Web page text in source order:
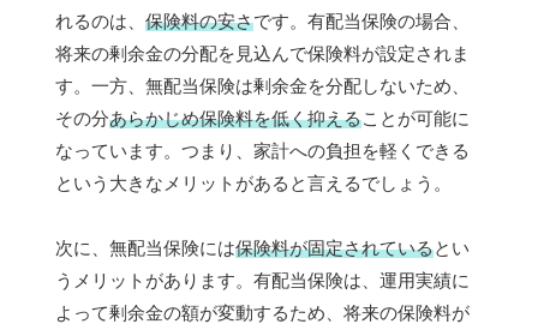
れるのは、 保険料の安さです。有配当保険の場合、
将来の剰余金の分配を見込んで保険料が設定されま
す。一方、無配当保険は剰余金を分配しないため、
その分あらかじめ保険料を低く抑えることが可能に
なっています。つまり、家計への負担を軽くできる
という大きなメリットがあると言えるでしょう。
次に、無配当保険には保険料が固定されているとい
うメリットがあります。有配当保険は、運用実績に
よって剰余金の額が変動するため、将来の保険料が